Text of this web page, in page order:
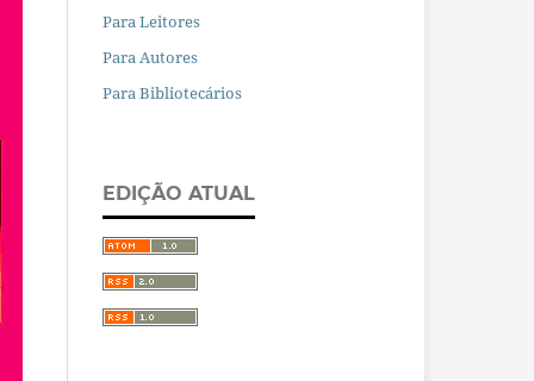
Para Leitores
Para Autores
Para Bibliotecários
EDIÇÃO ATUAL